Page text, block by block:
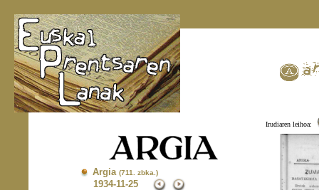
Irudiaren leihoa:
Argia (711. zbka.)
1934-11-25